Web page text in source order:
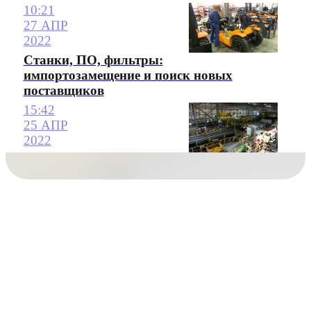
10:21
27 АПР
2022
Станки, ПО, фильтры:
импортозамещение и поиск новых
поставщиков
15:42
25 АПР
2022